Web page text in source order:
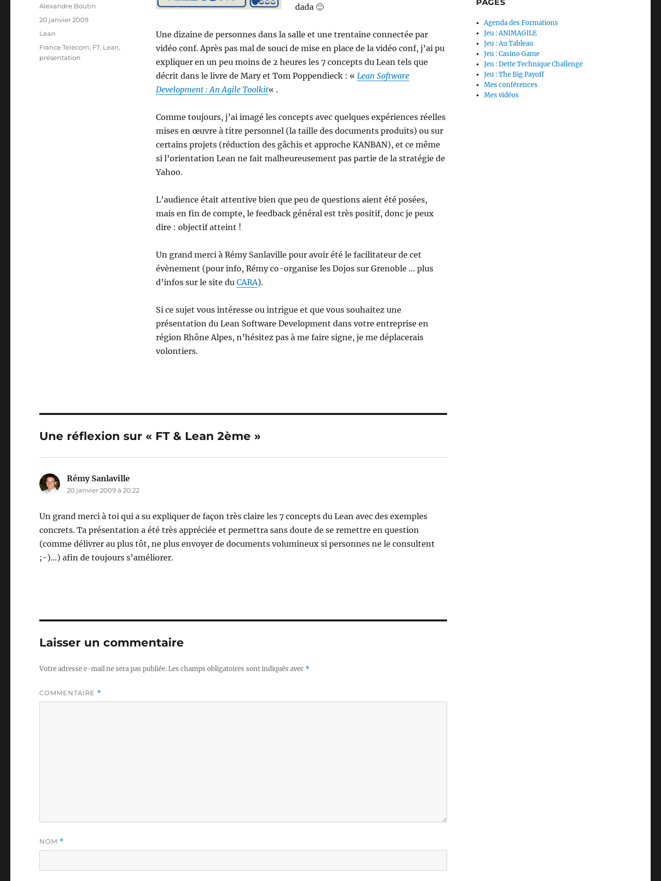
dada 🙂
Une dizaine de personnes dans la salle et une trentaine connectée par
vidéo conf. Après pas mal de souci de mise en place de la vidéo conf, j’ai pu
expliquer en un peu moins de 2 heures les 7 concepts du Lean tels que
décrit dans le livre de Mary et Tom Poppendieck : « Lean Software
Development : An Agile Toolkit« .
Comme toujours, j’ai imagé les concepts avec quelques expériences réelles
mises en œuvre à titre personnel (la taille des documents produits) ou sur
certains projets (réduction des gâchis et approche KANBAN), et ce même
si l’orientation Lean ne fait malheureusement pas partie de la stratégie de
Yahoo.
L’audience était attentive bien que peu de questions aient été posées,
mais en fin de compte, le feedback général est très positif, donc je peux
dire : objectif atteint !
Un grand merci à Rémy Sanlaville pour avoir été le facilitateur de cet
évènement (pour info, Rémy co-organise les Dojos sur Grenoble … plus
d’infos sur le site du CARA).
Si ce sujet vous intéresse ou intrigue et que vous souhaitez une
présentation du Lean Software Development dans votre entreprise en
région Rhône Alpes, n’hésitez pas à me faire signe, je me déplacerais
volontiers.
Auteur
Alexandre Boutin
Publié
20 janvier 2009
Catégories
Lean
Étiquettes
France Telecom, FT, Lean,
présentation
Une réflexion sur « FT & Lean 2ème »
Rémy Sanlaville
20 janvier 2009 à 20:22
Un grand merci à toi qui a su expliquer de façon très claire les 7 concepts du Lean avec des exemples
concrets. Ta présentation a été très appréciée et permettra sans doute de se remettre en question
(comme délivrer au plus tôt, ne plus envoyer de documents volumineux si personnes ne le consultent
;-)…) afin de toujours s’améliorer.
Laisser un commentaire
Votre adresse e-mail ne sera pas publiée.Les champs obligatoires sont indiqués avec *
COMMENTAIRE *
NOM *
PAGES
Agenda des Formations
Jeu : ANIMAGILE
Jeu : Au Tableau
Jeu : Casino Game
Jeu : Dette Technique Challenge
Jeu : The Big Payoff
Mes conférences
Mes vidéos